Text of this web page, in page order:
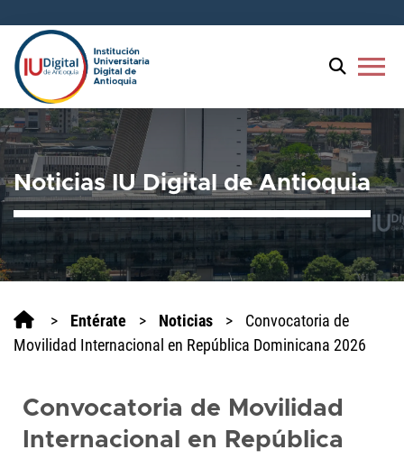
menu
Noticias IU Digital de Antioquia
> Entérate > Noticias >
Convocatoria de
Movilidad Internacional en República Dominicana 2026
Convocatoria de Movilidad
Internacional en República